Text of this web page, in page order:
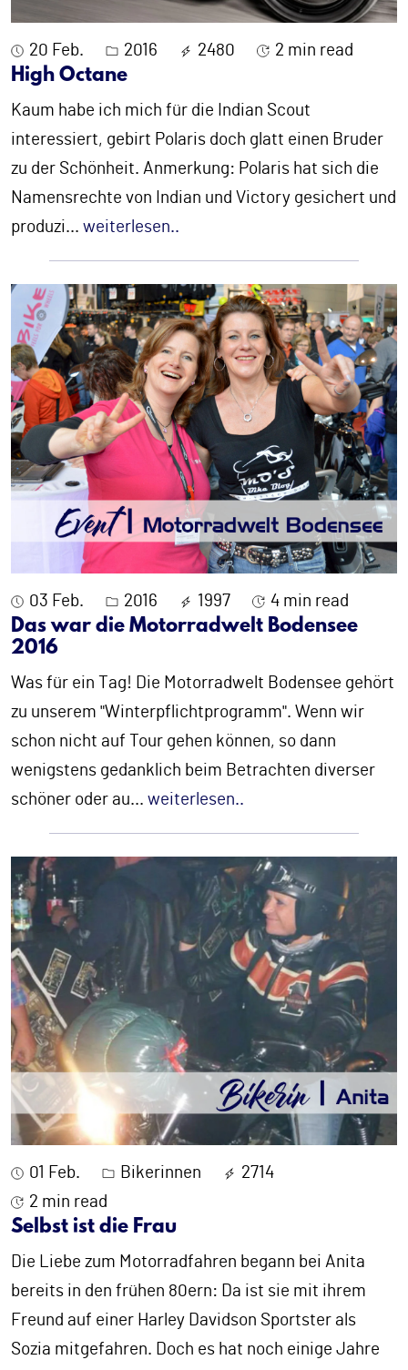
20 Feb. 2016 2480 2 min read
High Octane
Kaum habe ich mich für die Indian Scout
interessiert, gebirt Polaris doch glatt einen Bruder
zu der Schönheit. Anmerkung: Polaris hat sich die
Namensrechte von Indian und Victory gesichert und
produzi... weiterlesen..
03 Feb. 2016 1997 4 min read
Das war die Motorradwelt Bodensee
2016
Was für ein Tag! Die Motorradwelt Bodensee gehört
zu unserem "Winterpflichtprogramm". Wenn wir
schon nicht auf Tour gehen können, so dann
wenigstens gedanklich beim Betrachten diverser
schöner oder au... weiterlesen..
01 Feb. Bikerinnen
2714
2 min read
Selbst ist die Frau
Die Liebe zum Motorradfahren begann bei Anita
bereits in den frühen 80ern: Da ist sie mit ihrem
Freund auf einer Harley Davidson Sportster als
Sozia mitgefahren. Doch es hat noch einige Jahre